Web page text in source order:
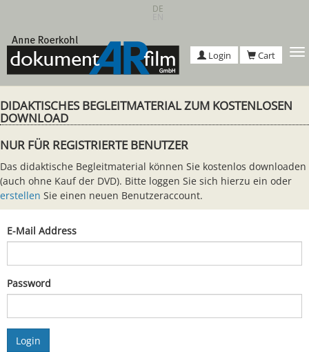
main
content
DE
Login Cart
DIDAKTISCHES BEGLEITMATERIAL ZUM KOSTENLOSEN
DOWNLOAD
NUR FÜR REGISTRIERTE BENUTZER
Das didaktische Begleitmaterial können Sie kostenlos downloaden
(auch ohne Kauf der DVD). Bitte loggen Sie sich hierzu ein oder
erstellen Sie einen neuen Benutzeraccount.
E-Mail Address
Password
Login